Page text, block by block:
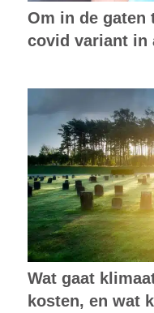
Om in de gaten
covid variant in
Wat gaat
kosten, en wat